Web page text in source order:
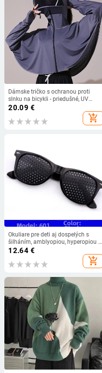
Dámske tričko s ochranou proti
slnku na bicykli - priedušné, UV
ochrana, rýchloschnúci Ice Silk
20.09 €
add_shopping_cart
Okuliare pre deti aj dospelých s
šilháním, amblyopiou, hyperopiou a
presbiopiou — jar 2025
12.64€
add_shopping_cart